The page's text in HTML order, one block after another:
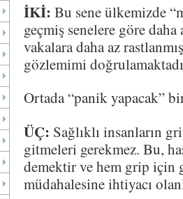
İKİ: Bu sene ülkemizde
geçmiş senelere göre
vakalara daha az
gözlemimi
Ortada “panik yapacak”
ÜÇ: Sağlıklı insanların
gitmeleri gerekmez. Bu,
demektir ve hem grip için
müdahalesine ihtiyacı